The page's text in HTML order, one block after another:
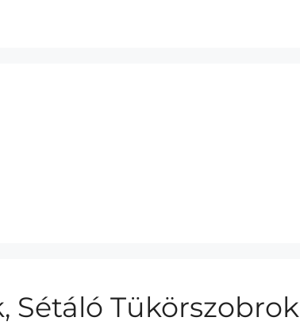
Sétáló Tükörszobrok